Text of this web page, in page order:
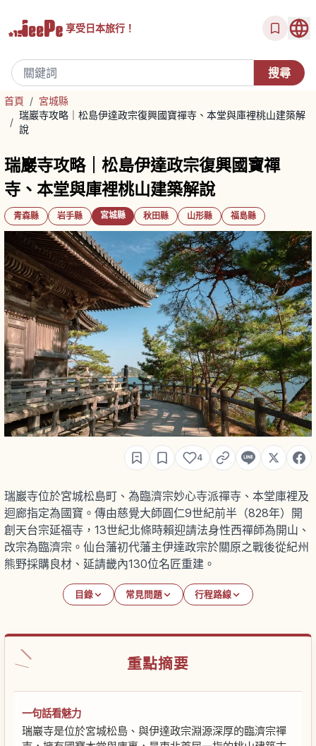
享受日本旅行！
首頁 / 宮城縣
/
瑞巖寺攻略｜松島伊達政宗復興國寶禪寺、本堂與庫裡桃山建築解
說
瑞巖寺攻略｜松島伊達政宗復興國寶禪
寺、本堂與庫裡桃山建築解說
青森縣 岩手縣 宮城縣 秋田縣 山形縣 福島縣
4
瑞巖寺位於宮城松島町、為臨濟宗妙心寺派禪寺、本堂庫裡及
迴廊指定為國寶。傳由慈覺大師圓仁9世紀前半（828年）開
創天台宗延福寺，13世紀北條時賴迎請法身性西禪師為開山、
改宗為臨濟宗。仙台藩初代藩主伊達政宗於關原之戰後從紀州
熊野採購良材、延請畿內130位名匠重建。
目錄 常見問題 行程路線
重點摘要
一句話看魅力
瑞巖寺是位於宮城松島、與伊達政宗淵源深厚的臨濟宗禪